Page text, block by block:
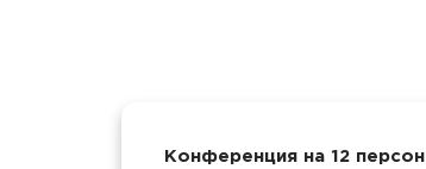
Конференция на 12 персон